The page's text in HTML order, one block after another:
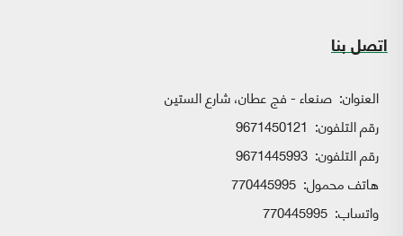
اتصل بنا
العنوان: صنعاء - فج عطان، شارع الستين
رقم التلفون: 9671450121
رقم التلفون: 9671445993
هاتف محمول: 770445995
واتساب: